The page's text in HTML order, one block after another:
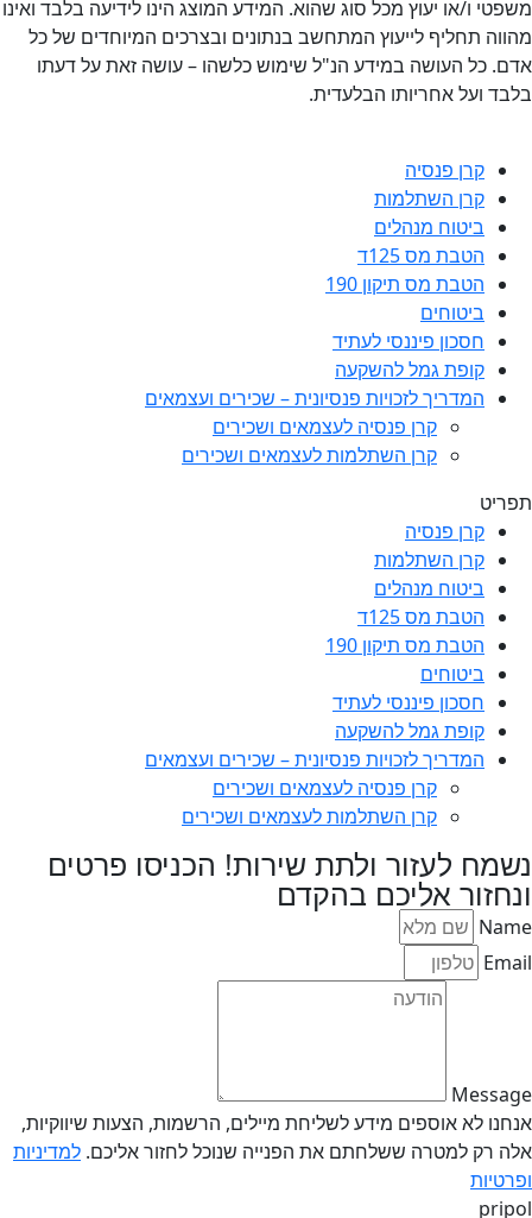
משפטי ו/או יעוץ מכל סוג שהוא. המידע המוצג הינו לידיעה בלבד ואינו
מהווה תחליף לייעוץ המתחשב בנתונים ובצרכים המיוחדים של כל
אדם. כל העושה במידע הנ"ל שימוש כלשהו – עושה זאת על דעתו
בלבד ועל אחריותו הבלעדית.
קרן פנסיה
קרן השתלמות
ביטוח מנהלים
הטבת מס 125ד
הטבת מס תיקון 190
ביטוחים
חסכון פיננסי לעתיד
קופת גמל להשקעה
המדריך לזכויות פנסיונית – שכירים ועצמאים
קרן פנסיה לעצמאים ושכירים
קרן השתלמות לעצמאים ושכירים
תפריט
קרן פנסיה
קרן השתלמות
ביטוח מנהלים
הטבת מס 125ד
הטבת מס תיקון 190
ביטוחים
חסכון פיננסי לעתיד
קופת גמל להשקעה
המדריך לזכויות פנסיונית – שכירים ועצמאים
קרן פנסיה לעצמאים ושכירים
קרן השתלמות לעצמאים ושכירים
נשמח לעזור ולתת שירות! הכניסו פרטים
ונחזור אליכם בהקדם
Name
Email
Message
אנחנו לא אוספים מידע לשליחת מיילים, הרשמות, הצעות שיווקיות,
אלה רק למטרה ששלחתם את הפנייה שנוכל לחזור אליכם. למדיניות
ופרטיות
pripol